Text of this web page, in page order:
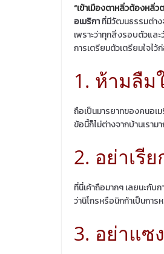
“เข้าเมืองตาหลิ่วต้องหลิ่ว
อเมริกาที่มีวัฒนธรรมต่าง
เพราะว่าทุกสิ่งรอบตัวแล
การเตรียมตัวเตรียมใจไว้
1. ห้ามลืม
ถือเป็นมารยาทของคนอเ
ข้อนี้ก็ไม่ต่างจากบ้านเรา
2. อย่าเรี
ที่นี่เค้าถือมากๆ เลยนะกับ
ว่านิโกรหรือนิกก้าเป็นการ
3. อย่าแซ